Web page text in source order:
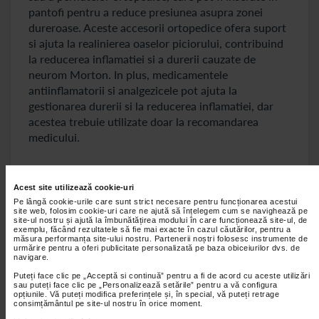
Acest site utilizează cookie-uri
Pe lângă cookie-urile care sunt strict necesare pentru funcționarea acestui
site web, folosim cookie-uri care ne ajută să înțelegem cum se navighează pe
site-ul nostru și ajută la îmbunătățirea modului în care funcționează site-ul, de
exemplu, făcând rezultatele să fie mai exacte în cazul căutărilor, pentru a
măsura performanța site-ului nostru. Partenerii noștri folosesc instrumente de
urmărire pentru a oferi publicitate personalizată pe baza obiceiurilor dvs. de
navigare.
Puteți face clic pe „Acceptă si continuă” pentru a fi de acord cu aceste utilizări
sau puteți face clic pe „Personalizează setările” pentru a vă configura
opțiunile. Vă puteți modifica preferințele și, în special, vă puteți retrage
consimțământul pe site-ul nostru în orice moment.
pantofi pentru a reduce presiunea asupra zonei
dureroase. Aceste accesorii ortopedice ofera suport
si ajuta la realinierea oaselor piciorului, contribuind
la reducerea inflamatiei si a durerii cauzate de
neurom Morton. In plus, medicamentele
antiinflamatorii si analgezicele pot ajuta la
gestionarea durerii si la reducerea inflamatiei, dar
acestea trebuie utilizate doar la recomandarea
medicului.
Terapia fizica si exercitiile pentru neurom
Morton
Terapia fizica este o alta componenta importanta in
tratamentul neuromului Morton. Exercitiile specifice
pentru picioare pot ajuta la intarirea muschilor si la
imbunatatirea circulatiei sangvine, ceea ce poate
reduce presiunea asupra nervilor afectati.
Terapeutul poate recomanda exercitii de intindere
pentru degete si pentru arcul piciorului, menite sa